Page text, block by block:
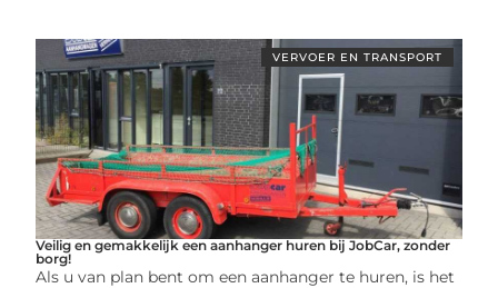
VERVOER EN TRANSPORT
Veilig en gemakkelijk een aanhanger huren bij JobCar, zonder
borg!
Als u van plan bent om een aanhanger te huren, is het